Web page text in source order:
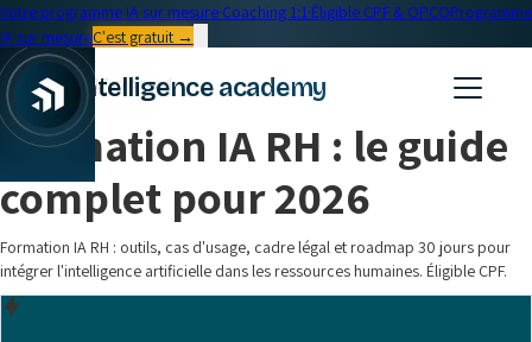
Votre programme IA sur mesure·Coaching 1:1·Éligible CPF & OPCOProgramme
IA sur mesureC'est gratuit →
intelligence academy
← Blog
Formation IA• 17 min read
Formation IA RH : le guide
complet pour 2026
Formation IA RH : outils, cas d'usage, cadre légal et roadmap 30 jours pour
intégrer l'intelligence artificielle dans les ressources humaines. Éligible CPF.